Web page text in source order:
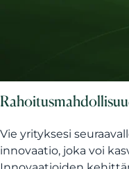
Vie yrityksesi
innovaatio, joka voi